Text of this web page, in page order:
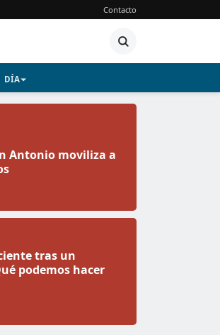
Contacto
DÍA
Antonio moviliza a
tras un
podemos hacer